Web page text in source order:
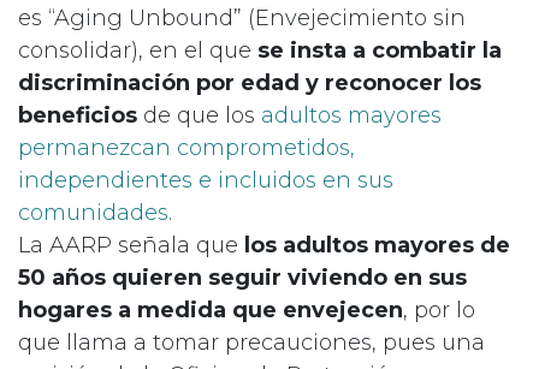
es “Aging Unbound” (Envejecimiento sin
consolidar), en el que se insta a combatir la
discriminación por edad y reconocer los
beneficios de que los adultos mayores
permanezcan comprometidos,
independientes e incluidos en sus
comunidades.
La AARP señala que los adultos mayores de
50 años quieren seguir viviendo en sus
hogares a medida que envejecen, por lo
que llama a tomar precauciones, pues una